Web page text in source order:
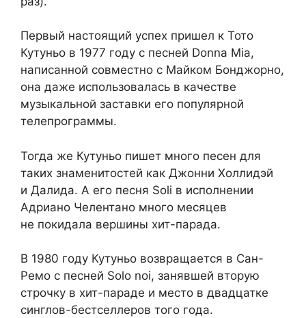
Первый настоящий успех пришел к Тото
Кутуньо в 1977 году с песней Donna Mia,
написанной совместно с Майком Бонджорно,
она даже использовалась в качестве
музыкальной заставки его популярной
телепрограммы.
Тогда же Кутуньо пишет много песен для
таких знаменитостей как Джонни Холлидэй
и Далида. А его песня Soli в исполнении
Адриано Челентано много месяцев
не покидала вершины хит-парада.
В 1980 году Кутуньо возвращается в Сан-
Ремо с песней Solo noi, занявшей вторую
строчку в хит-параде и место в двадцатке
синглов-бестселлеров того года.